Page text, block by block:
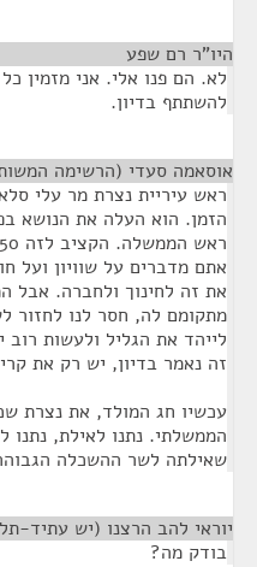
היו"ר רם שפע
לא. הם פנו אלי. אני מזמין
להשתתף בדיון.
אוסאמה סעדי (הרשימה
ראש עיריית נצרת מר עלי
הזמן. הוא העלה את הנושא
אתם מדברים על שוויון ועל
את זה לחינוך ולחברה. אבל
לייהד את הגליל ולעשות רוב
זה נאמר בדיון, יש רק את
עכשיו חג המולד, את נצרת
הממשלתי. נתנו לאילת,
שאילתה לשר ההשכלה
יוראי להב הרצנו (יש עתיד-
בודק מה?